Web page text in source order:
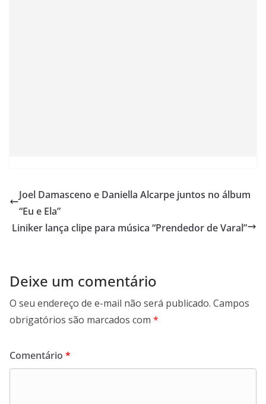
Joel Damasceno e Daniella Alcarpe juntos no álbum
“Eu e Ela”
Liniker lança clipe para música “Prendedor de Varal”
Deixe um comentário
O seu endereço de e-mail não será publicado. Campos
obrigatórios são marcados com *
Comentário *